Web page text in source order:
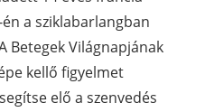
a sziklabarlangban
Betegek Világnapjának
kellő figyelmet
elő a szenvedés